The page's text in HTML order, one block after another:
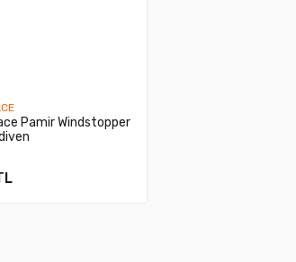
Pamir Windstopper